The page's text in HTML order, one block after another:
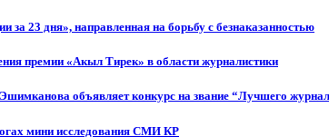
за 23 дня», направленная на борьбу с безнаказанностью
премии «Акыл Тирек» в области журналистики
объявляет конкурс на звание “Лучшего
мини исследования СМИ КР